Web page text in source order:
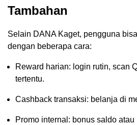
Tambahan
Selain DANA Kaget, pengguna
dengan beberapa cara:
Reward harian: login rutin, scan
tertentu.
Cashback transaksi: belanja di
Promo internal: bonus saldo